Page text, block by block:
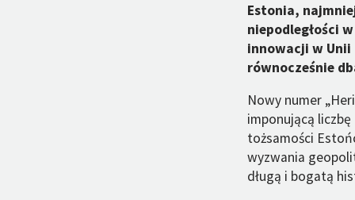
Estonia,
niepodległości
innowacji w
równocześnie
Nowy numer
imponującą
tożsamości
wyzwania
długą i bogatą